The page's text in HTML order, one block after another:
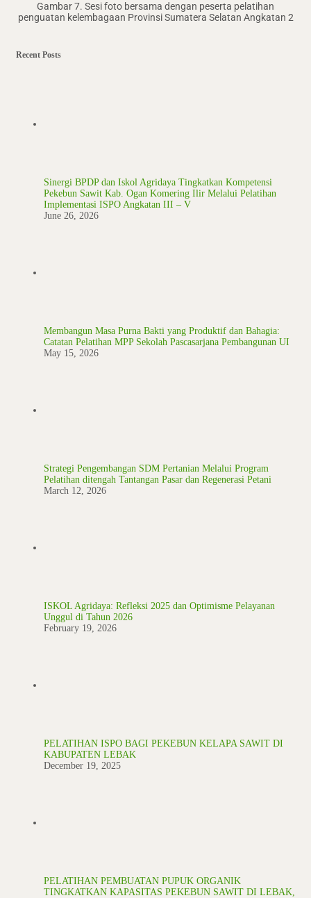
Gambar 7. Sesi foto bersama dengan peserta pelatihan
penguatan kelembagaan Provinsi Sumatera Selatan Angkatan 2
Recent Posts
Sinergi BPDP dan Iskol Agridaya Tingkatkan Kompetensi
Pekebun Sawit Kab. Ogan Komering Ilir Melalui Pelatihan
Implementasi ISPO Angkatan III – V
June 26, 2026
Membangun Masa Purna Bakti yang Produktif dan Bahagia:
Catatan Pelatihan MPP Sekolah Pascasarjana Pembangunan UI
May 15, 2026
Strategi Pengembangan SDM Pertanian Melalui Program
Pelatihan ditengah Tantangan Pasar dan Regenerasi Petani
March 12, 2026
ISKOL Agridaya: Refleksi 2025 dan Optimisme Pelayanan
Unggul di Tahun 2026
February 19, 2026
PELATIHAN ISPO BAGI PEKEBUN KELAPA SAWIT DI
KABUPATEN LEBAK
December 19, 2025
PELATIHAN PEMBUATAN PUPUK ORGANIK
TINGKATKAN KAPASITAS PEKEBUN SAWIT DI LEBAK,